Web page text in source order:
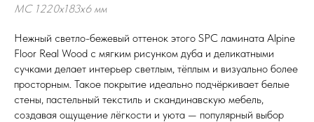
MC 1220х183х6 мм
Нежный светло-бежевый оттенок этого SPC ламината Alpine
Floor Real Wood с мягким рисунком дуба и деликатными
сучками делает интерьер светлым, тёплым и визуально более
просторным. Такое покрытие идеально подчёркивает белые
стены, пастельный текстиль и скандинавскую мебель,
создавая ощущение лёгкости и уюта — популярный выбор